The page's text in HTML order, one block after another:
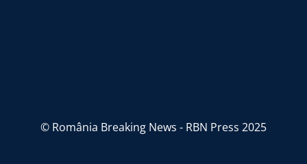
© România Breaking News - RBN Press 2025